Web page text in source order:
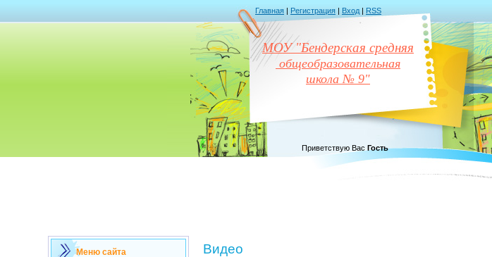
Главная | Регистрация | Вход | RSS
МОУ "Бендерская средняя
общеобразовательная
школа № 9"
Приветствую Вас Гость
Меню сайта Видео